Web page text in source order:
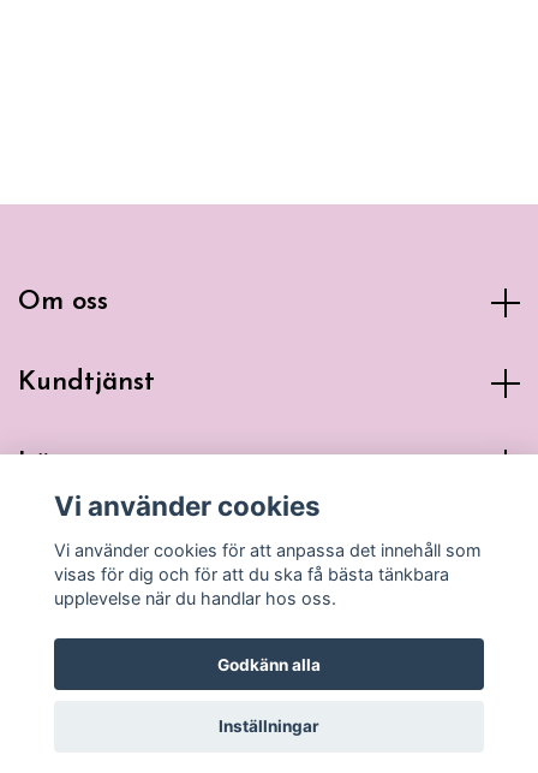
Om oss
Kundtjänst
Läs mer
Sociala medier
© 2026 Glad Panda
Vi använder cookies
Vi använder cookies för att anpassa det innehåll som
visas för dig och för att du ska få bästa tänkbara
upplevelse när du handlar hos oss.
Godkänn alla
Inställningar